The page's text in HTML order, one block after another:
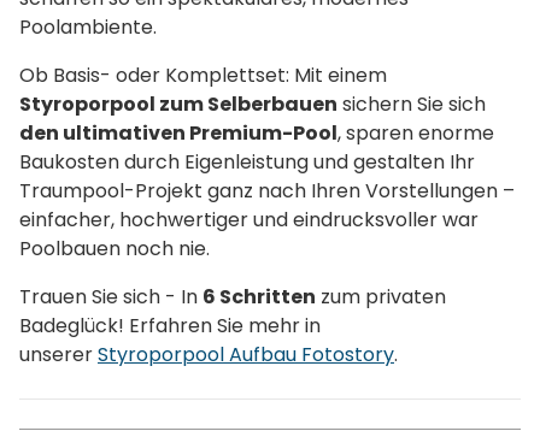
Poolambiente.
Ob Basis- oder Komplettset: Mit einem
Styroporpool zum Selberbauen sichern Sie sich
den ultimativen Premium-Pool, sparen enorme
Baukosten durch Eigenleistung und gestalten Ihr
Traumpool-Projekt ganz nach Ihren Vorstellungen –
einfacher, hochwertiger und eindrucksvoller war
Poolbauen noch nie.
Trauen Sie sich - In 6 Schritten zum privaten
Badeglück! Erfahren Sie mehr in
unsererStyroporpool Aufbau Fotostory.